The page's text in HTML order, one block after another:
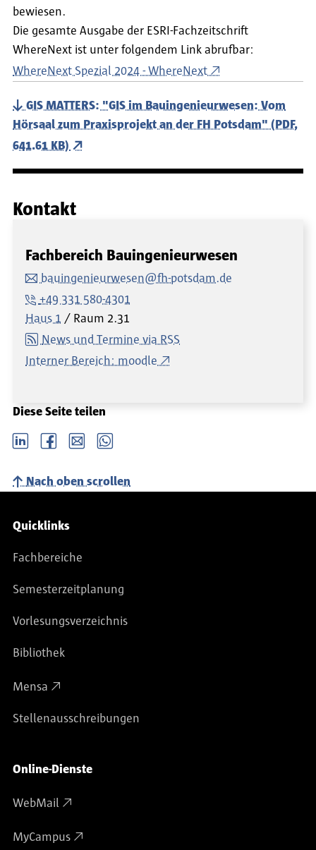
bewiesen.
Die gesamte Ausgabe der ESRI-Fachzeitschrift
WhereNext ist unter folgendem Link abrufbar:
WhereNext Spezial 2024 - WhereNext
GIS MATTERS: "GIS im Bauingenieurwesen: Vom
Hörsaal zum Praxisprojekt an der FH Potsdam" (PDF,
641.61 KB)
Kontakt
Fachbereich Bauingenieurwesen
bauingenieurwesen@fh-potsdam.de
+49 331 580-4301
Haus 1
Raum 2.31
News und Termine via RSS
Interner Bereich: moodle
Diese Seite teilen
LinkedIn Facebook email Whatsapp
Nach oben scrollen
Service-Navigation
Quicklinks
Fachbereiche
Semesterzeitplanung
Vorlesungsverzeichnis
Bibliothek
Mensa
Stellenausschreibungen
Online-Dienste
WebMail
MyCampus